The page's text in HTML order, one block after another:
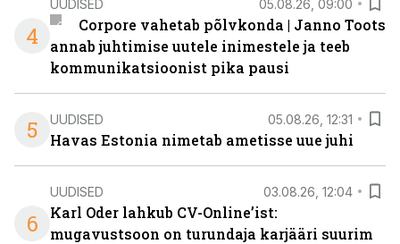
4
UUDISED 05.08.26, 09:00
Corpore vahetab põlvkonda | Janno Toots
annab juhtimise uutele inimestele ja teeb
kommunikatsioonist pika pausi
5 UUDISED 05.08.26, 12:31
Havas Estonia nimetab ametisse uue juhi
6
UUDISED 03.08.26, 12:04
Karl Oder lahkub CV-Online’ist:
mugavustsoon on turundaja karjääri suurim